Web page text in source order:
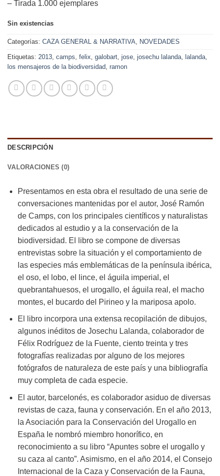
– Tirada 1.000 ejemplares
Sin existencias
Categorías: CAZA GENERAL & NARRATIVA NOVEDADES
Etiquetas: 2013 camps felix galobart jose josechu lalanda lalanda
los mensajeros de la biodiversidad ramon
DESCRIPCIÓN
VALORACIONES (0)
Presentamos en esta obra el resultado de una serie de
conversaciones mantenidas por el autor, José Ramón
de Camps, con los principales científicos y naturalistas
dedicados al estudio y a la conservación de la
biodiversidad. El libro se compone de diversas
entrevistas sobre la situación y el comportamiento de
las especies más emblemáticas de la península ibérica,
el oso, el lobo, el lince, el águila imperial, el
quebrantahuesos, el urogallo, el águila real, el macho
montes, el bucardo del Pirineo y la mariposa apolo.
El libro incorpora una extensa recopilación de dibujos,
algunos inéditos de Josechu Lalanda, colaborador de
Félix Rodríguez de la Fuente, ciento treinta y tres
fotografías realizadas por alguno de los mejores
fotógrafos de naturaleza de este país y una bibliografía
muy completa de cada especie.
El autor, barcelonés, es colaborador asiduo de diversas
revistas de caza, fauna y conservación. En el año 2013,
la Asociación para la Conservación del Urogallo en
España le nombró miembro honorífico, en
reconocimiento a su libro “Apuntes sobre el urogallo y
su caza al canto”. Asimismo, en el año 2014, el Consejo
Internacional de la Caza y Conservación de la Fauna,